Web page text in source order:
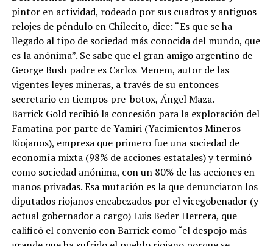
pintor en actividad, rodeado por sus cuadros y antiguos
relojes de péndulo en Chilecito, dice: “Es que se ha
llegado al tipo de sociedad más conocida del mundo, que
es la anónima”. Se sabe que el gran amigo argentino de
George Bush padre es Carlos Menem, autor de las
vigentes leyes mineras, a través de su entonces
secretario en tiempos pre-botox, Ángel Maza.
Barrick Gold recibió la concesión para la exploración del
Famatina por parte de Yamiri (Yacimientos Mineros
Riojanos), empresa que primero fue una sociedad de
economía mixta (98% de acciones estatales) y terminó
como sociedad anónima, con un 80% de las acciones en
manos privadas. Esa mutación es la que denunciaron los
diputados riojanos encabezados por el vicegobenador (y
actual gobernador a cargo) Luis Beder Herrera, que
calificó el convenio con Barrick como “el despojo más